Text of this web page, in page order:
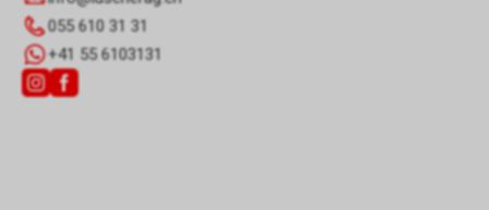
055 610 31 31
+41 55 6103131